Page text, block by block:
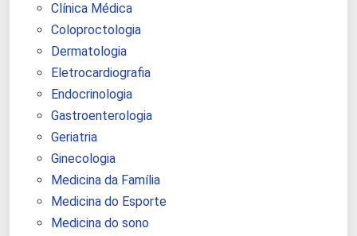
Clínica Médica
Coloproctologia
Dermatologia
Eletrocardiografia
Endocrinologia
Gastroenterologia
Geriatria
Ginecologia
Medicina da Família
Medicina do Esporte
Medicina do sono